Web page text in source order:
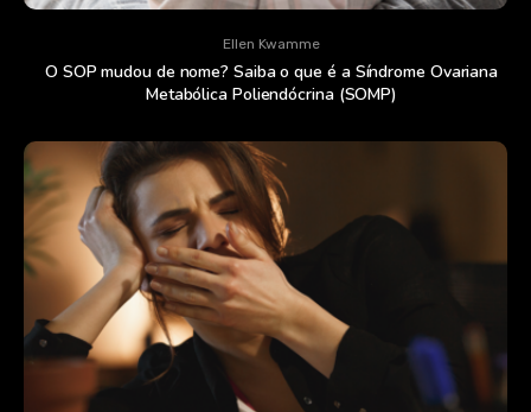
Ellen Kwamme
O SOP mudou de nome? Saiba o que é a Síndrome Ovariana
Metabólica Poliendócrina (SOMP)